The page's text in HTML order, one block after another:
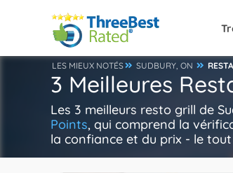
LES MIEUX NOTÉS SUDBURY, ON
3 Meilleures
Les 3 meilleurs resto grill de
Points, qui comprend la
la confiance et du prix - le